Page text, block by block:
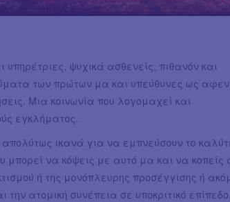
ψυχικά ασθενείς, πιθανόν και
των πρώτων μα και υπεύθυνες ως
Μια κοινωνία που λογομαχεί και
εγκλήματος.
ικανά για να εμπνεύσουν το
μπορεί να κόψεις με αυτό μα και να κοπείς
ή της μονόπλευρης προσέγγισης ή
ατομική συνέπεια σε υποκριτικό